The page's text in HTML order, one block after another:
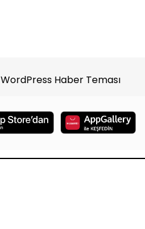
WordPress Haber Teması